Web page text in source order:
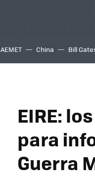
AEMET China Bill
EIRE:
para
Guerra